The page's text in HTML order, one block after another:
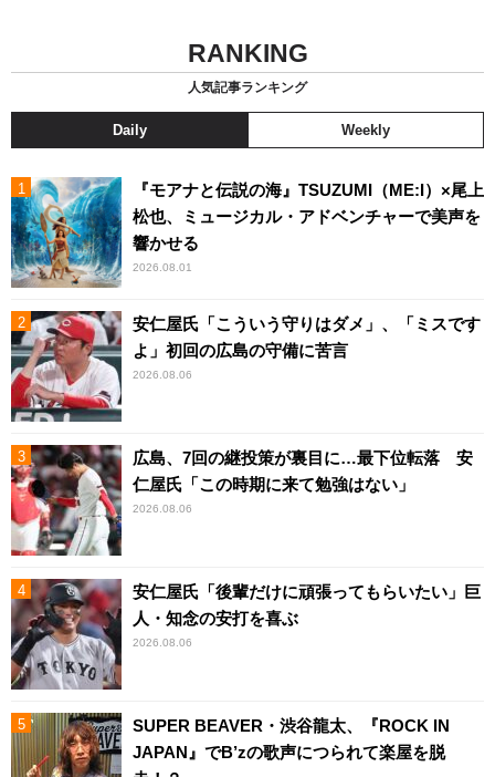
RANKING
人気記事ランキング
Daily Weekly
『モアナと伝説の海』TSUZUMI（ME:I）×尾上
松也、ミュージカル・アドベンチャーで美声を
響かせる
2026.08.01
安仁屋氏「こういう守りはダメ」、「ミスです
よ」初回の広島の守備に苦言
2026.08.06
広島、7回の継投策が裏目に…最下位転落 安
仁屋氏「この時期に来て勉強はない」
2026.08.06
安仁屋氏「後輩だけに頑張ってもらいたい」巨
人・知念の安打を喜ぶ
2026.08.06
SUPER BEAVER・渋谷龍太、『ROCK IN
JAPAN』でB’zの歌声につられて楽屋を脱